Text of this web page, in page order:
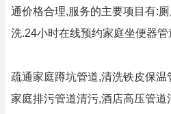
通价格合理,服务的主要项目有:
洗.24小时在线预约家庭坐便器管
疏通家庭蹲坑管道,清洗铁皮保
家庭排污管道清污,酒店高压管道